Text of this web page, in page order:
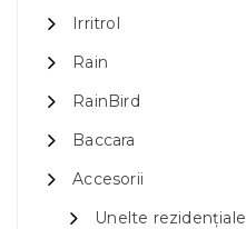
Irritrol
Rain
RainBird
Baccara
Accesorii
Unelte rezidențiale